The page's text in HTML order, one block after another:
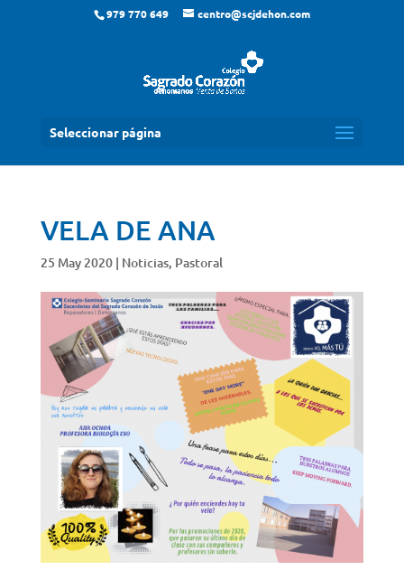
979 770 649 centro@scjdehon.com
Seleccionar página
VELA DE ANA
25 May 2020| Noticias, Pastoral